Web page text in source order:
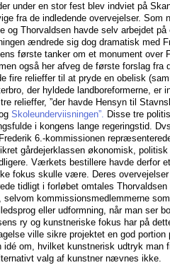
under en stor fest blev indviet på
fra de indledende overvejelser. Som
og Thorvaldsen havde selv arbejdet
ændrede sig dog dramatisk med
første tanker om et monument over
også her afveg de første forslag fra
fire relieffer til at pryde en obelisk
der hyldede landboreformerne, er
relieffer, ”der havde Hensyn til
Skoleunderviisningen”. Disse tre
i kongens lange regeringstid.
6.-kommissionen
gårdejerklassen økonomisk,
Værkets bestillere havde derfor
fokus skulle være. Deres
tidligt i forløbet omtales
kommissionsmedlemmerne
eller udformning, når man ser
ry og kunstneriske fokus har på
ville sikre projektet en god portion
idé om, hvilket kunstnerisk udtryk man
valg af kunstner nævnes ikke.